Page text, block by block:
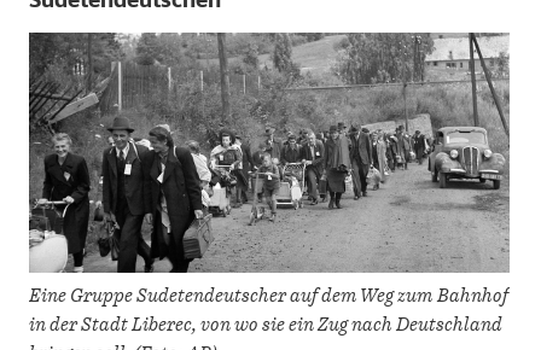
Eine Gruppe Sudetendeutscher auf dem Weg zum Bahnhof
in der Stadt Liberec, von wo sie ein Zug nach Deutschland